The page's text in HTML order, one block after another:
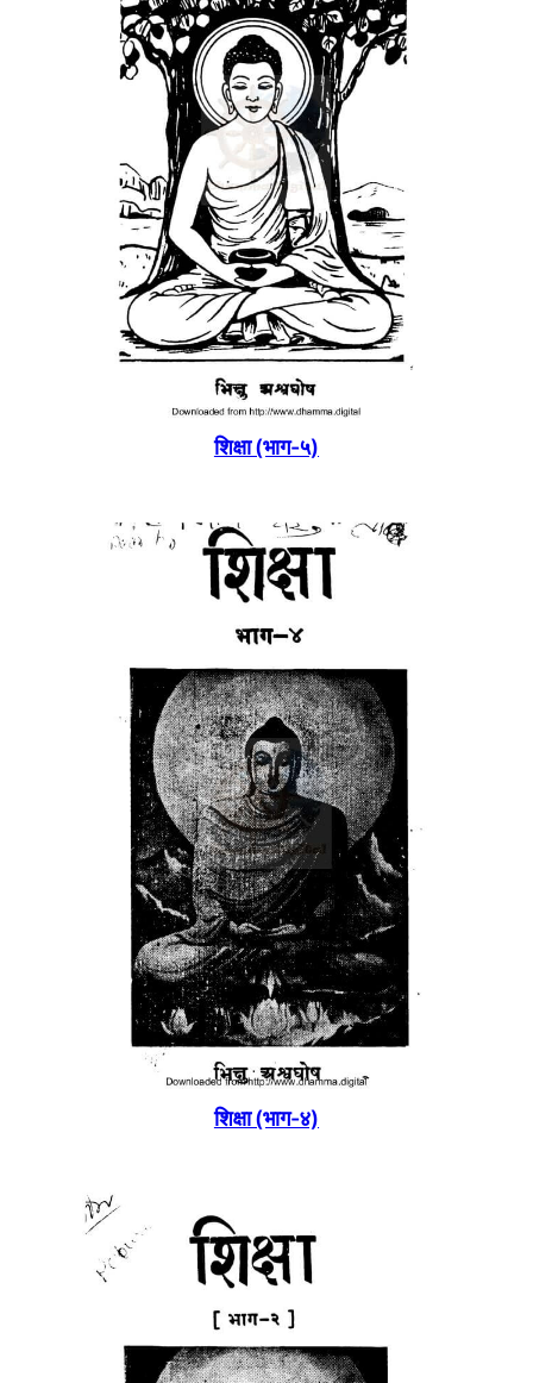
शिक्षा (भाग-५)
शिक्षा (भाग-४)